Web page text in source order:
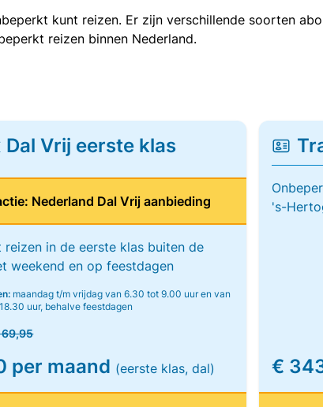
kunt reizen. Er zijn verschillende soorten
reizen binnen Nederland.
Dal Vrij eerste klas
Nederland Dal Vrij aanbieding
reizen in de eerste klas buiten de
weekend en op feestdagen
maandag t/m vrijdag van 6.30 tot 9.00 uur en van
uur, behalve feestdagen
per maand (eerste klas, dal)
's-
€